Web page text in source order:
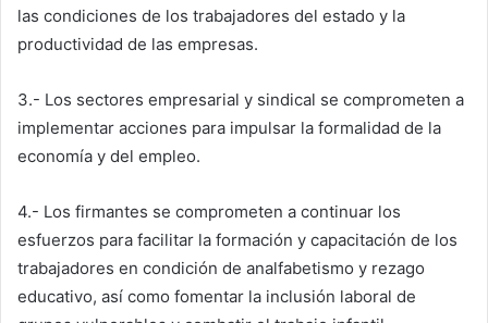
las condiciones de los trabajadores del estado y la
productividad de las empresas.
3.- Los sectores empresarial y sindical se comprometen a
implementar acciones para impulsar la formalidad de la
economía y del empleo.
4.- Los firmantes se comprometen a continuar los
esfuerzos para facilitar la formación y capacitación de los
trabajadores en condición de analfabetismo y rezago
educativo, así como fomentar la inclusión laboral de